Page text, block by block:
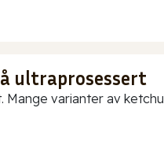
ultraprosessert
varianter av